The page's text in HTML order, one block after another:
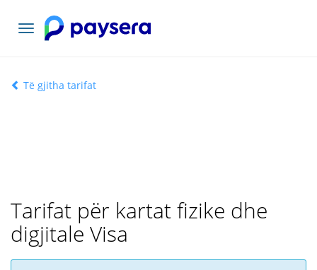
Lundrimi
toggle
Të gjitha tarifat
Tarifat për kartat fizike dhe
digjitale Visa